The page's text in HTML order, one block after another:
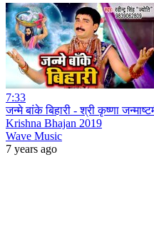
7:33
जन्मे बांके बिहारी - श्री कृष्णा
Krishna Bhajan 2019
Wave Music
7 years ago